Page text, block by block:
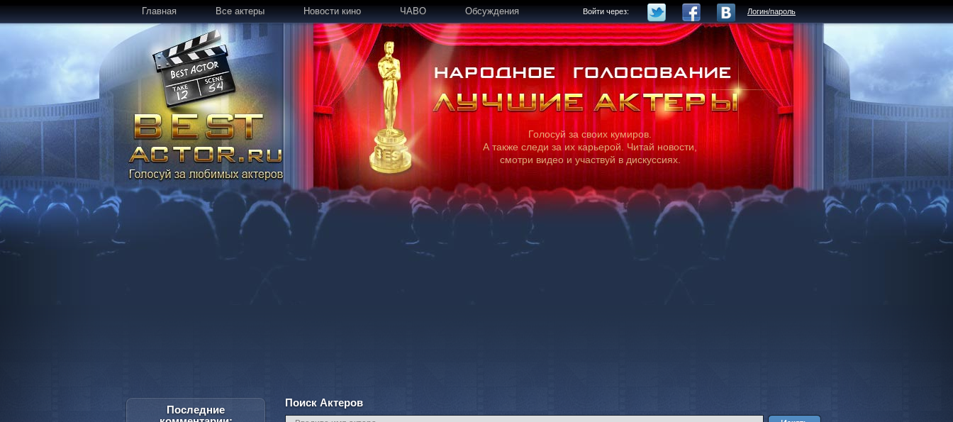
Главная Все актеры Новости кино ЧАВО Обсуждения Войти через: Логин/пароль
Голосуй за своих кумиров.
А также следи за их карьерой. Читай новости,
смотри видео и участвуй в дискуссиях.
Поиск Актеров
Последние